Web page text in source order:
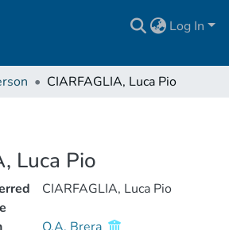
Log In
CIARFAGLIA, Luca Pio
Luca Pio
CIARFAGLIA, Luca Pio